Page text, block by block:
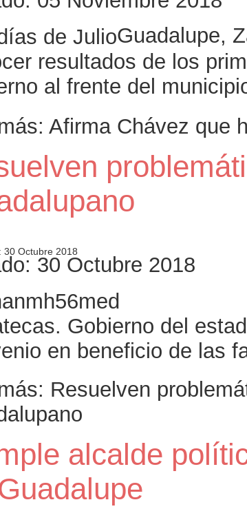
Guadalupe,
resultados de los
al frente del
Afirma Chávez que
30 Octubre 2018
30 Octubre 2018
Gobierno del
en beneficio de las
Resuelven
alcalde